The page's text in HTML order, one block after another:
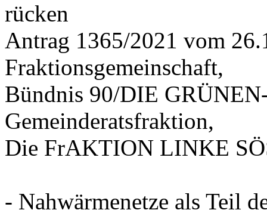
rücken
Antrag 1365/2021 vom
Fraktionsgemeinschaft,
Bündnis 90/DIE
Gemeinderatsfraktion,
Die FrAKTION LINKE
- Nahwärmenetze als Teil